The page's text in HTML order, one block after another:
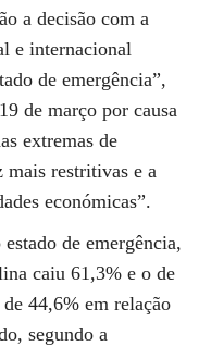
a decisão com a
e internacional
de emergência”,
de março por causa
extremas de
mais restritivas e a
económicas”.
de emergência,
caiu 61,3% e o de
44,6% em relação
segundo a